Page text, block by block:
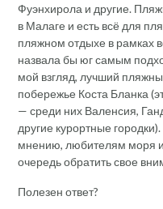
Фуэнхирола и другие.
в Малаге и есть всё для
пляжном отдыхе в рамках
назвала бы юг самым
мой взгляд, лучший
побережье Коста Бланка
— среди них Валенсия,
другие курортные
мнению, любителям моря
очередь обратить свое
Полезен ответ?